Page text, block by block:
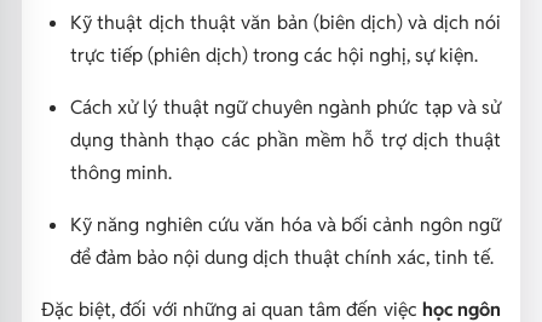
Kỹ thuật dịch thuật văn bản (biên dịch) và dịch nói
trực tiếp (phiên dịch) trong các hội nghị, sự kiện.
Cách xử lý thuật ngữ chuyên ngành phức tạp và sử
dụng thành thạo các phần mềm hỗ trợ dịch thuật
thông minh.
Kỹ năng nghiên cứu văn hóa và bối cảnh ngôn ngữ
để đảm bảo nội dung dịch thuật chính xác, tinh tế.
Đặc biệt, đối với những ai quan tâm đến việc học ngôn